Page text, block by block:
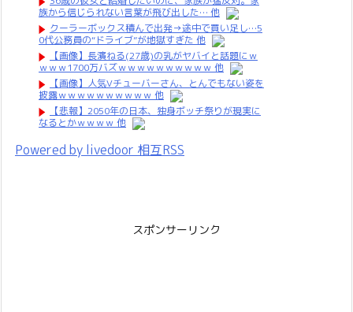
族から信じられない言葉が飛び出した… 他
クーラーボックス積んで出発→途中で買い足し…5
0代公務員の“ドライブ”が地獄すぎた 他
【画像】長濱ねる(27歳)の乳がヤバイと話題にｗ
ｗｗｗ1700万バズｗｗｗｗｗｗｗｗｗｗ 他
【画像】人気Vチューバーさん、とんでもない姿を
披露ｗｗｗｗｗｗｗｗｗｗ 他
【悲報】2050年の日本、独身ボッチ祭りが現実に
なるとかｗｗｗｗ 他
Powered by livedoor 相互RSS
スポンサーリンク